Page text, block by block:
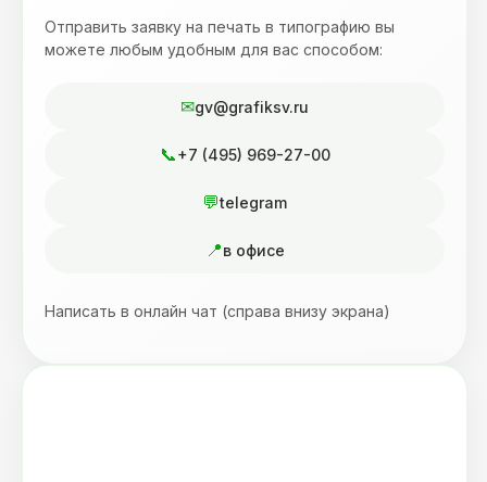
Отправить заявку на печать в типографию вы
можете любым удобным для вас способом:
gv@grafiksv.ru
+7 (495) 969-27-00
telegram
в офисе
Написать в онлайн чат (справа внизу экрана)